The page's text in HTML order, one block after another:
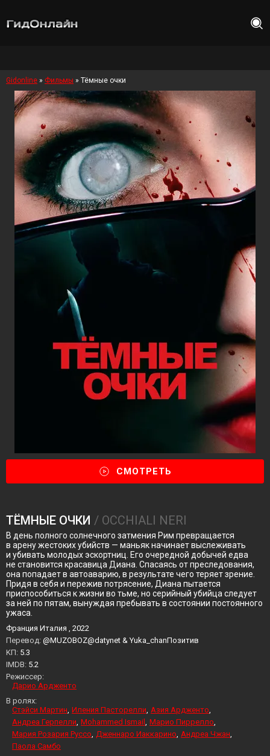
Gidonline » Фильмы » Тёмные очки
СМОТРЕТЬ
ТЁМНЫЕ ОЧКИ / OCCHIALI NERI
В день полного солнечного затмения Рим превращается
в арену жестоких убийств — маньяк начинает выслеживать
и убивать молодых эскортниц. Его очередной добычей едва
не становится красавица Диана. Спасаясь от преследования,
она попадает в автоаварию, в результате чего теряет зрение.
Придя в себя и пережив потрясение, Диана пытается
приспособиться к жизни во тьме, но серийный убийца следует
за ней по пятам, вынуждая пребывать в состоянии постоянного
ужаса.
Франция Италия , 2022
Перевод: @MUZOBOZ@datynet & Yuka_chanПозитив
KП: 5.3
IMDB: 5.2
Режиссер:
Дарио Ардженто
В ролях:
Стэйси Мартин Иления Пасторелли Азия Ардженто
Андреа Герпелли Mohammed Ismail
Марио Пиррелло
Мария Розария Руссо Дженнаро Иаккарино Андреа Чжан
Паола Самбо